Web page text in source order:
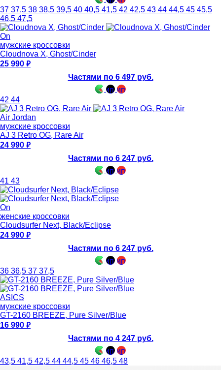
37 37,5 38 38,5 39,5 40 40,5 41,5 42 42,5 43 44 44,5 45 45,5
46,5 47,5
On
мужские кроссовки
Cloudnova X, Ghost/Cinder
25 990
Частями по 6 497 руб.
42 44
Air Jordan
мужские кроссовки
AJ 3 Retro OG, Rare Air
24 990
Частями по 6 247 руб.
41 43
On
женские кроссовки
Cloudsurfer Next, Black/Eclipse
24 990
Частями по 6 247 руб.
36 36,5 37 37,5
ASICS
мужские кроссовки
GT-2160 BREEZE, Pure Silver/Blue
16 990
Частями по 4 247 руб.
43,5 41,5 42,5 44 44,5 45 46 46,5 48